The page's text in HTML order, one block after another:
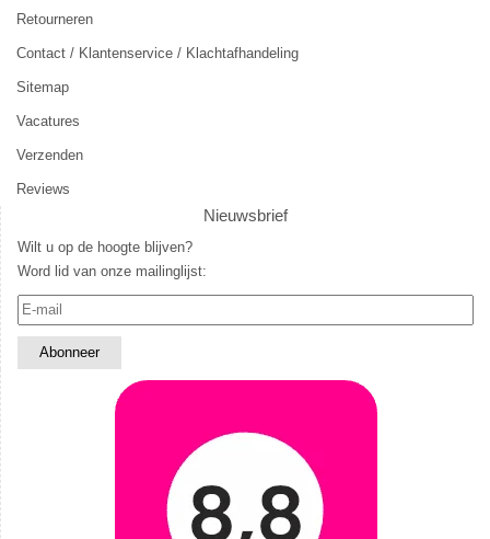
Retourneren
Contact / Klantenservice / Klachtafhandeling
Sitemap
Vacatures
Verzenden
Reviews
Nieuwsbrief
Wilt u op de hoogte blijven?
Word lid van onze mailinglijst: